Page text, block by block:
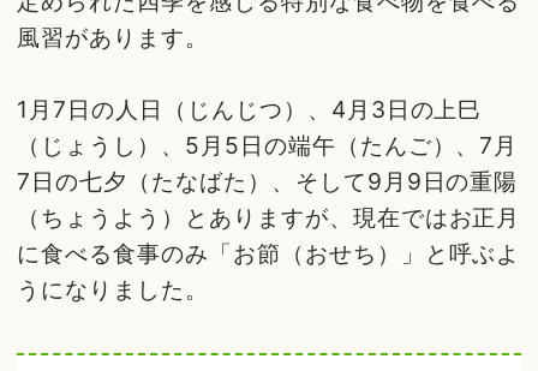
風習があります。
1月7日の人日（じんじつ）、4月3日の上巳
（じょうし）、5月5日の端午（たんご）、7月
7日の七夕（たなばた）、そして9月9日の重陽
（ちょうよう）とありますが、現在ではお正月
に食べる食事のみ「お節（おせち）」と呼ぶよ
うになりました。